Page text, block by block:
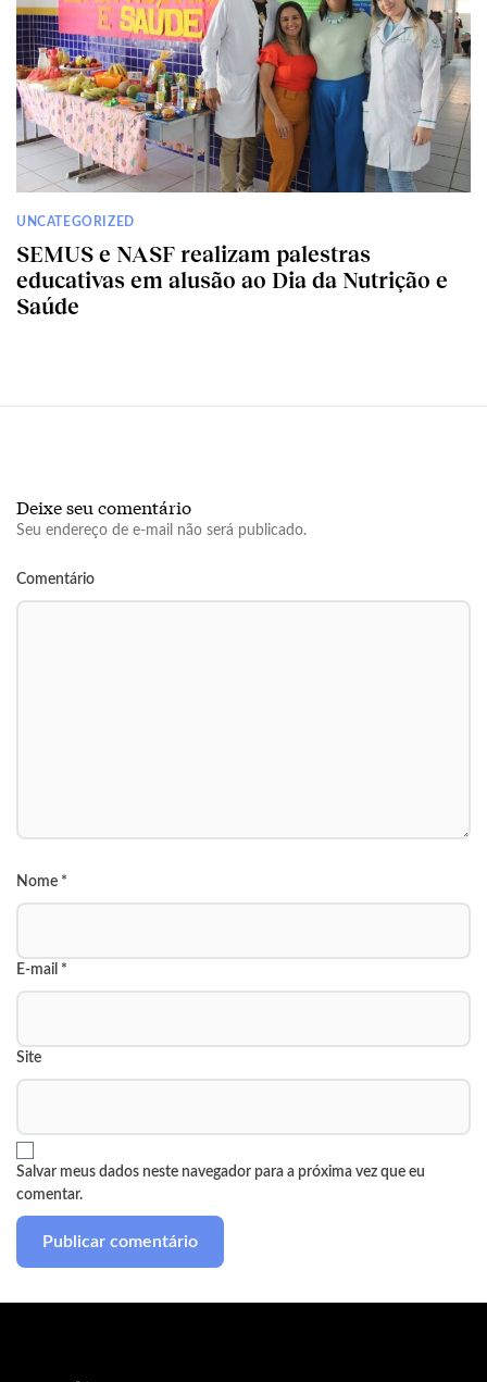
UNCATEGORIZED
SEMUS e NASF realizam palestras
educativas em alusão ao Dia da Nutrição e
Saúde
Deixe seu comentário
Seu endereço de e-mail não será publicado.
Comentário
Nome *
E-mail *
Site
Salvar meus dados neste navegador para a próxima vez que eu
comentar.